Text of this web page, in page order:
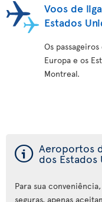
Voos de
Estados
Os
Europa e os
Montreal.
ý Aeroportos
dos
Para sua
seguras, apenas